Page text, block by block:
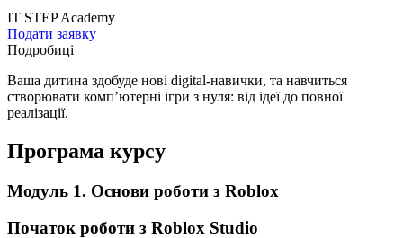
IT STEP Academy
Подати заявку
Подробиці
Ваша дитина здобуде нові digital-навички, та навчиться
створювати комп’ютерні ігри з нуля: від ідеї до повної
реалізації.
Програма курсу
Модуль 1. Основи роботи з Roblox
Початок роботи з Roblox Studio